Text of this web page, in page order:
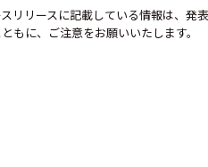
リリースに記載している情報は、発
もに、ご注意をお願いいたします。